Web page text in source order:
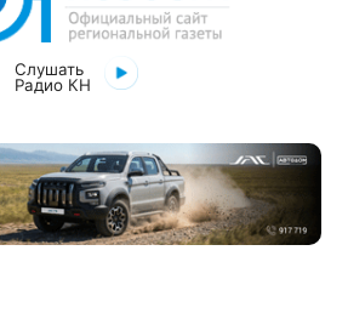
Слушать
Радио КН